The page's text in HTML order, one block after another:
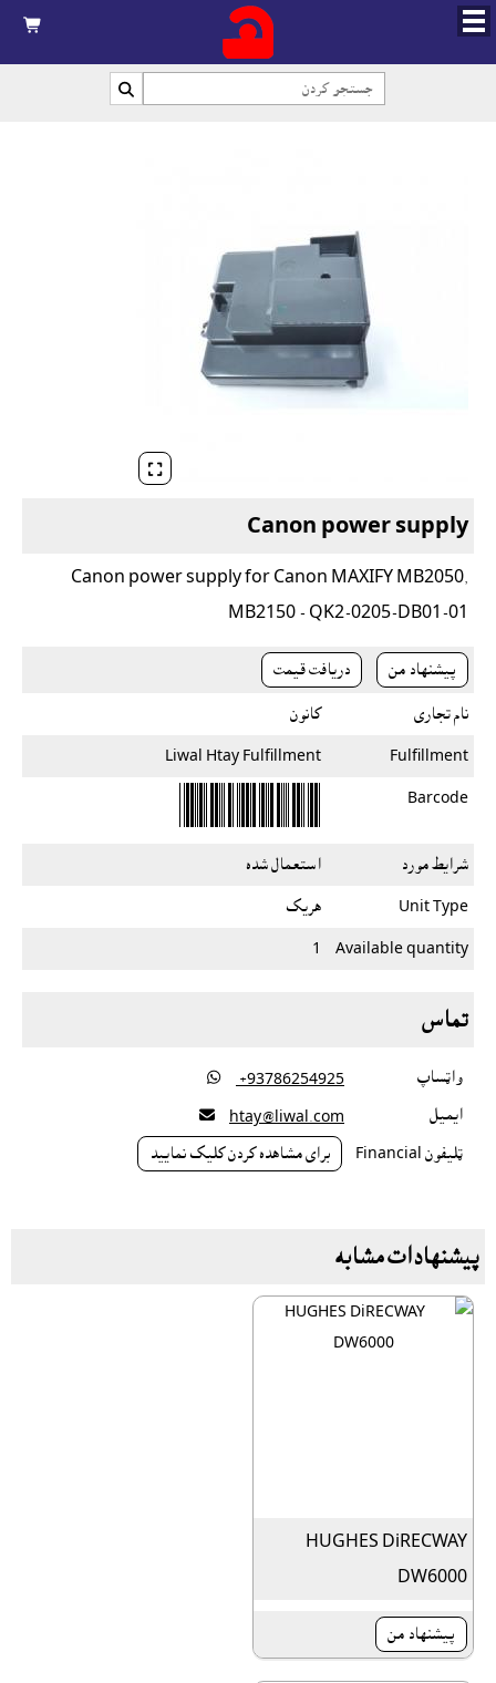



Canon power supply
Canon power supply for Canon MAXIFY MB2050,
MB2150 - QK2-0205-DB01-01
پیشنهاد من دريافت قيمت
نام تجاری کانون
Fulfillment
Liwal Htay Fulfillment
Barcode
شرایط مورد استعمال شده
Unit Type هريک
Available quantity
1
تماس
واټساپ ‎ +93786254925

ايميل htay@liwal.com

ټليفون Financial براى مشاهده کردن کليک نماييد
پیشنهادات مشابه
HUGHES DiRECWAY
DW6000
پیشنهاد من